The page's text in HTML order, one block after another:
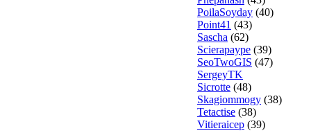
PoilaSoyday (40)
Point41 (43)
Sascha (62)
Scierapaype (39)
SeoTwoGIS (47)
SergeyTK
Sicrotte (48)
Skagiommogy (38)
Tetactise (38)
Vitieraicep (39)